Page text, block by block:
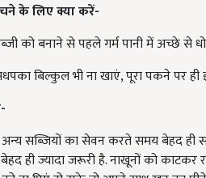
के लिए क्या करें-
को बनाने से पहले गर्म पानी में अच्छे से
अधपका बिल्कुल भी ना खाएं, पूरा पकने पर
अन्य सब्जियों का सेवन करते समय बेहद
ही ज्यादा जरूरी है. नाखूनों को